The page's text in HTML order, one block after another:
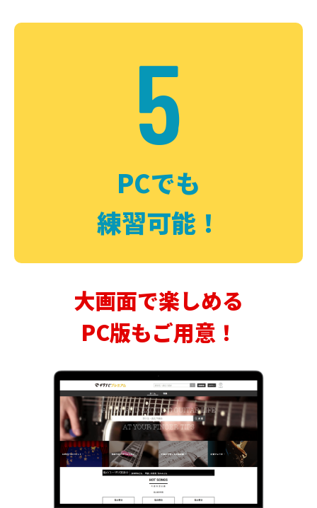
5
PCでも
練習可能！
大画面で楽しめる
PC版もご用意！